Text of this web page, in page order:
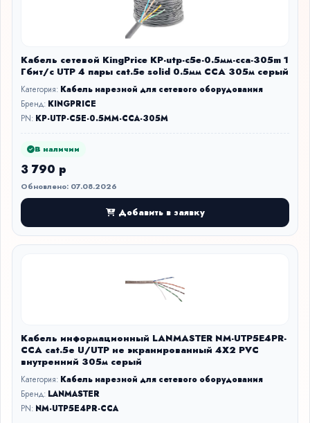
Кабель сетевой KingPrice KP-utp-c5e-0.5мм-cca-305m 1
Гбит/с UTP 4 пары cat.5e solid 0.5мм CCA 305м серый
Категория: Кабель нарезной для сетевого оборудования
Бренд: KINGPRICE
PN: KP-UTP-C5E-0.5MM-CCA-305M
В наличии
3 790 р
Обновлено: 07.08.2026
Добавить в заявку
Кабель информационный LANMASTER NM-UTP5E4PR-
CCA cat.5е U/UTP не экранированный 4X2 PVC
внутренний 305м серый
Категория: Кабель нарезной для сетевого оборудования
Бренд: LANMASTER
PN: NM-UTP5E4PR-CCA